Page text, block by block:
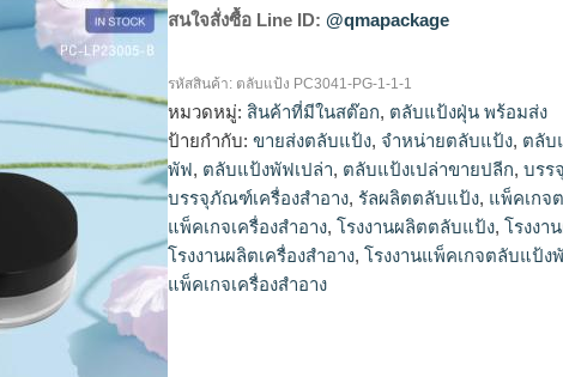
สนใจสั่งซื้อ Line ID: @qmapackage
รหัสสินค้า: ตลับแป้ง PC3041-PG-1-1-1
หมวดหมู่: สินค้าที่มีในสต๊อก, ตลับแป้งฝุ่น พร้อมส่ง
ป้ายกำกับ:ขายส่งตลับแป้ง, จำหน่ายตลับแป้ง, ตลับ
พัฟ, ตลับแป้งพัฟเปล่า, ตลับแป้งเปล่าขายปลีก,บรร
บรรจุภัณฑ์เครื่องสำอาง, รัลผลิตตลับแป้ง, แพ็คเกจ
แพ็คเกจเครื่องสำอาง,โรงงานผลิตตลับแป้ง,โรงงา
โรงงานผลิตเครื่องสำอาง,โรงงานแพ็คเกจตลับแป้ง
แพ็คเกจเครื่องสำอาง